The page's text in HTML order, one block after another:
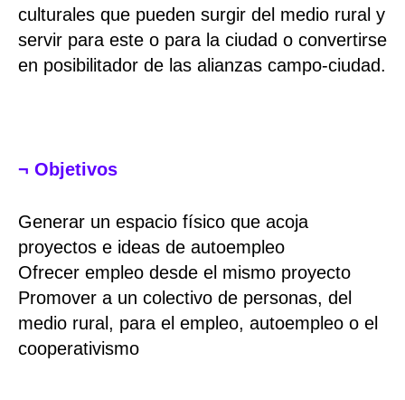
culturales que pueden surgir del medio rural y
servir para este o para la ciudad o convertirse
en posibilitador de las alianzas campo-ciudad.
¬ Objetivos
Generar un espacio físico que acoja
proyectos e ideas de autoempleo
Ofrecer empleo desde el mismo proyecto
Promover a un colectivo de personas, del
medio rural, para el empleo, autoempleo o el
cooperativismo